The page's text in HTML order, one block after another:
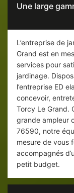
Une large
L’entreprise de
Grand est en
services pour
jardinage.
l’entreprise ED
concevoir,
Torcy Le Grand.
grande ampleur
76590, notre
mesure de vous
accompagnés
petit budget.